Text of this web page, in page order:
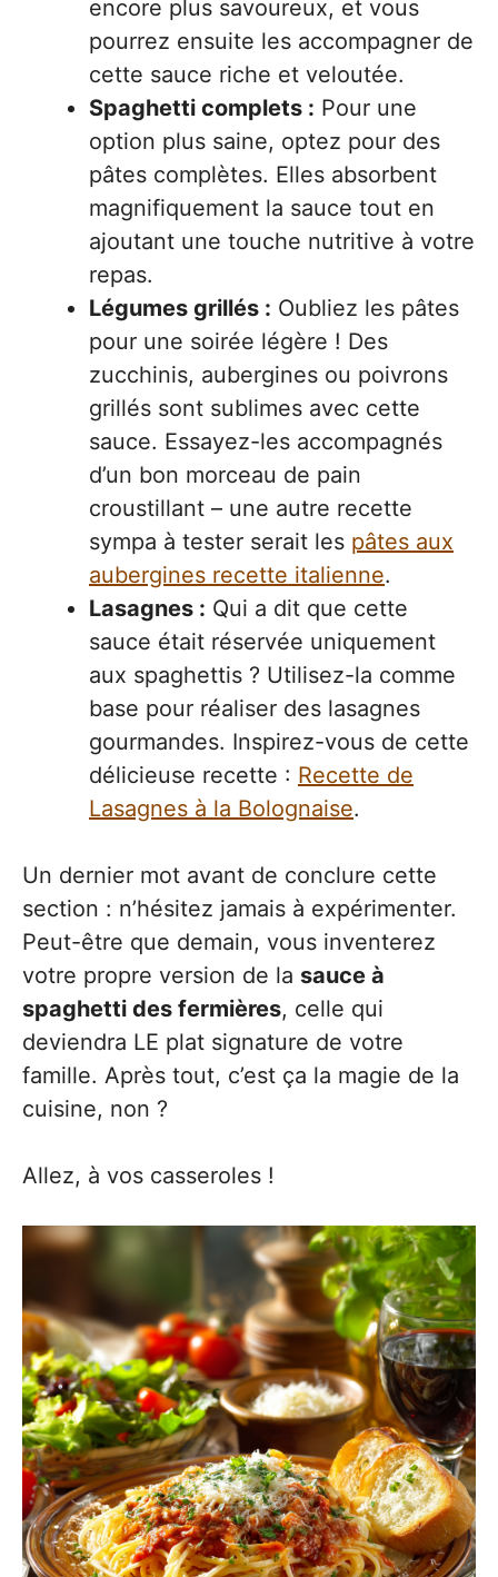
encore plus savoureux, et vous
pourrez ensuite les accompagner de
cette sauce riche et veloutée.
Spaghetti complets : Pour une
option plus saine, optez pour des
pâtes complètes. Elles absorbent
magnifiquement la sauce tout en
ajoutant une touche nutritive à votre
repas.
Légumes grillés : Oubliez les pâtes
pour une soirée légère ! Des
zucchinis, aubergines ou poivrons
grillés sont sublimes avec cette
sauce. Essayez-les accompagnés
d’un bon morceau de pain
croustillant – une autre recette
sympa à tester serait les pâtes aux
aubergines recette italienne.
Lasagnes : Qui a dit que cette
sauce était réservée uniquement
aux spaghettis ? Utilisez-la comme
base pour réaliser des lasagnes
gourmandes. Inspirez-vous de cette
délicieuse recette : Recette de
Lasagnes à la Bolognaise.
Un dernier mot avant de conclure cette
section : n’hésitez jamais à expérimenter.
Peut-être que demain, vous inventerez
votre propre version de la sauce à
spaghetti des fermières, celle qui
deviendra LE plat signature de votre
famille. Après tout, c’est ça la magie de la
cuisine, non ?
Allez, à vos casseroles !